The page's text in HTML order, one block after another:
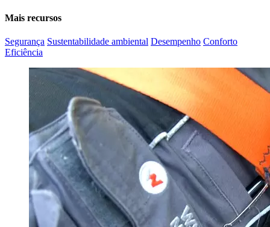
Mais recursos
Segurança Sustentabilidade ambiental Desempenho Conforto
Eficiência